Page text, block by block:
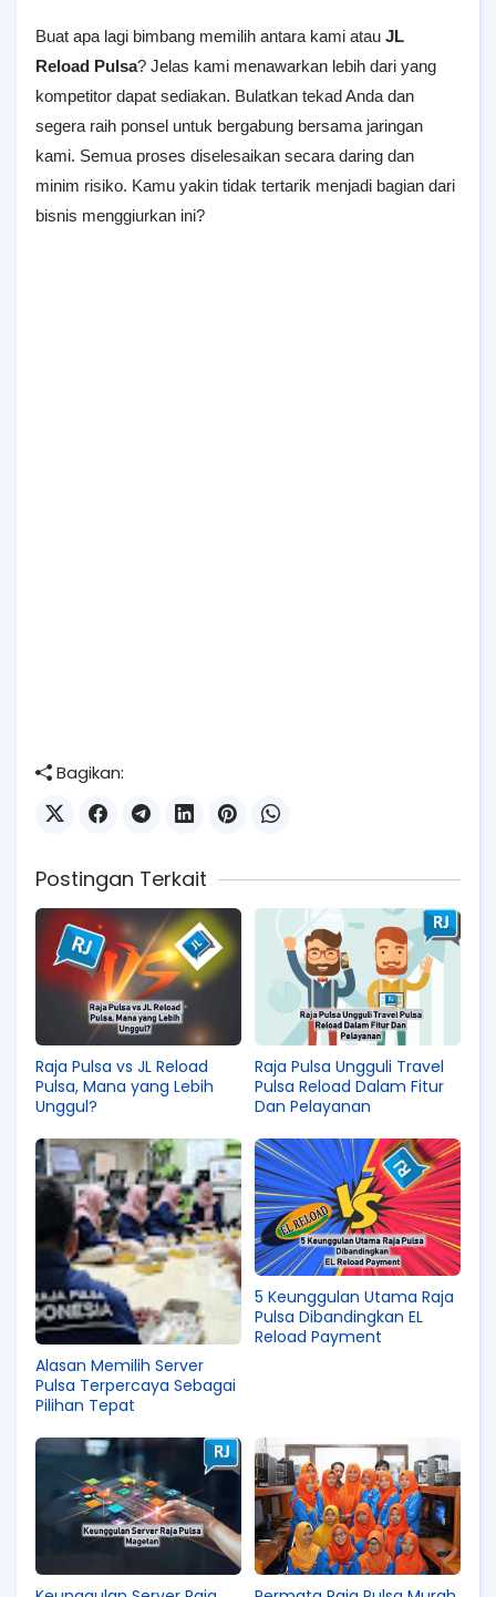
Buat apa lagi bimbang memilih antara kami atau JL
Reload Pulsa? Jelas kami menawarkan lebih dari yang
kompetitor dapat sediakan. Bulatkan tekad Anda dan
segera raih ponsel untuk bergabung bersama jaringan
kami. Semua proses diselesaikan secara daring dan
minim risiko. Kamu yakin tidak tertarik menjadi bagian dari
bisnis menggiurkan ini?
Bagikan:
Postingan Terkait
Raja Pulsa vs JL Reload
Pulsa, Mana yang Lebih
Unggul?
Raja Pulsa Ungguli Travel
Pulsa Reload Dalam Fitur
Dan Pelayanan
Alasan Memilih Server
Pulsa Terpercaya Sebagai
Pilihan Tepat
5 Keunggulan Utama Raja
Pulsa Dibandingkan EL
Reload Payment